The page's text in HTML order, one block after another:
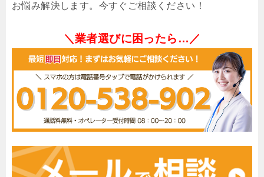
お悩み解決します。今すぐご相談ください！
＼業者選びに困ったら…／